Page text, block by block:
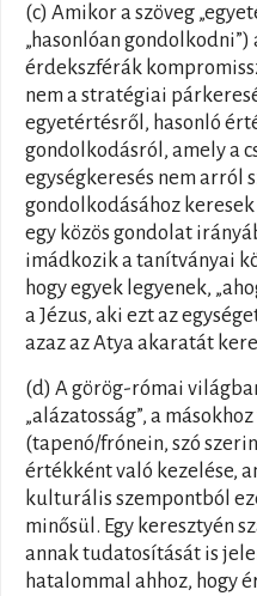
(c) Amikor a szöveg
„hasonlóan
érdekszférák
nem a stratégiai
egyetértésről, hasonló
gondolkodásról, amely a
egységkeresés nem arról
gondolkodásához
egy közös gondolat
imádkozik a tanítványai
hogy egyek legyenek,
a Jézus, aki ezt az
azaz az Atya akaratát
(d) A görög-római
„alázatosság”, a
(tapenó/frónein, szó
értékként való kezelése,
kulturális szempontból
minősül. Egy keresztyén
annak tudatosítását is
hatalommal ahhoz, hogy